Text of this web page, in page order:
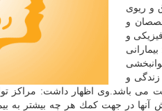
و ریوی
و
و
و
می باشد.وی اظهار داشت:
آنها در جهت كمك هر چه بیشتر به